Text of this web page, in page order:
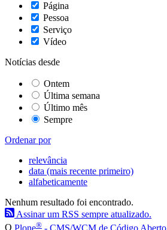
Página
Pessoa
Serviço
Vídeo
Notícias desde
Ontem
Última semana
Último mês
Sempre
Ordenar por
relevância
data (mais recente primeiro)
alfabeticamente
Nenhum resultado foi encontrado.
Assinar um RSS sempre atualizado.
O Plone® - CMS/WCM de Código Aberto